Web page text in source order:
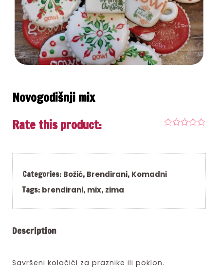
Novogodišnji mix
Rate this product:
Categories: Božić, Brendirani, Komadni
Tags: brendirani, mix, zima
Description
Savršeni kolačići za praznike ili poklon.